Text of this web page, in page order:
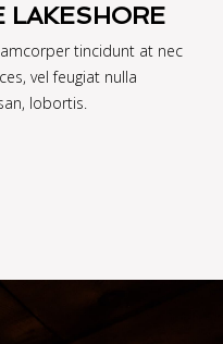
LAKESHORE
tincidunt at nec
vel feugiat nulla